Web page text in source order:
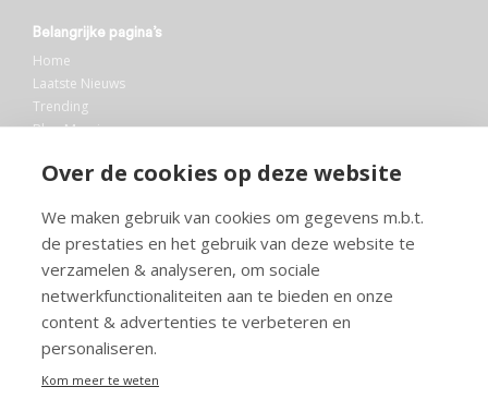
Over de cookies op deze website
We maken gebruik van cookies om gegevens m.b.t.
de prestaties en het gebruik van deze website te
verzamelen & analyseren, om sociale
netwerkfunctionaliteiten aan te bieden en onze
content & advertenties te verbeteren en
personaliseren.
Kom meer te weten
Belangrijke pagina’s
Home
Laatste Nieuws
Trending
Blog Maurice
Bibliotheek
Info en service
FAQ
Doneren
Privacy
Voorwaarden
Meedoen